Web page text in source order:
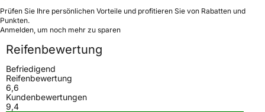
Prüfen Sie Ihre persönlichen Vorteile und profitieren Sie von Rabatten und
Punkten.
Anmelden, um noch mehr zu sparen
Reifenbewertung
Befriedigend
Reifenbewertung
6,6
Kundenbewertungen
9,4